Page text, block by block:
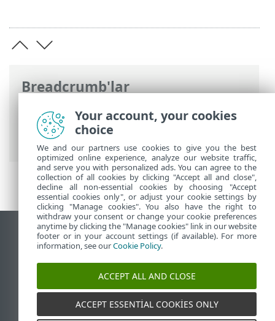
Breadcrumb'lar
ESET Online Yardım>ESET PROTECT>
ESET PROTECT Ürününü Kullanma
PROTECT Ana Menü
> Raporlar
Masaüstü sitesini görüntüle
End of Life
ESET Bilgi Bankası
ESET Status Portal
Bölgesel destek
Your account, your cookies
choice
We and our partners use cookies to give you the best
optimized online experience, analyze our website traffic,
and serve you with personalized ads. You can agree to the
collection of all cookies by clicking "Accept all and close",
decline all non-essential cookies by choosing "Accept
essential cookies only", or adjust your cookie settings by
clicking "Manage cookies". You also have the right to
withdraw your consent or change your cookie preferences
anytime by clicking the "Manage cookies" link in our website
footer or in your account settings (if available). For more
information, see ourCookie Policy.
ACCEPT ALL AND CLOSE
ACCEPT ESSENTIAL COOKIES ONLY